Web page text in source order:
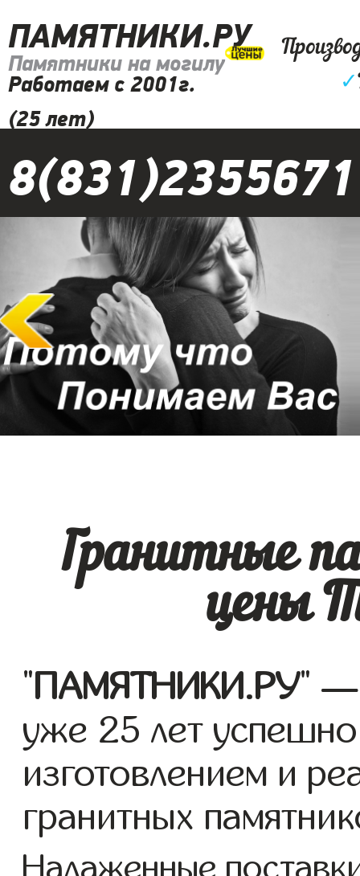
ПАМЯТНИКИ.РУ
Памятники на могилу
Работаем с 2001г.
(25 лет)
✓
8(831)2355671
Гранитные
цены
"ПАМЯТНИКИ.РУ" —
уже 25 лет
изготовлением и
гранитных
Налаженные